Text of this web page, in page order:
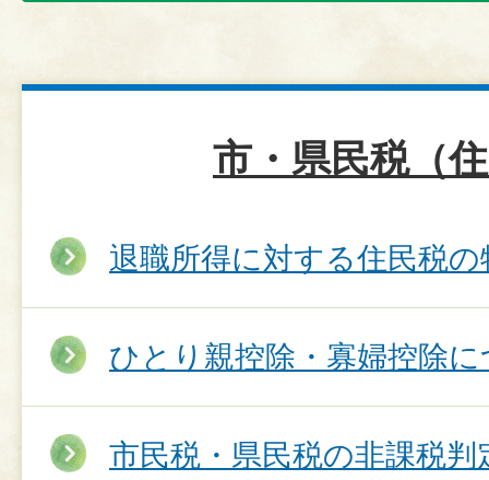
市・県民税（
退職所得に対する住民税の
ひとり親控除・寡婦控除
市民税・県民税の非課税